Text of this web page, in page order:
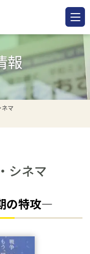
報
マ
シネマ
の特攻―